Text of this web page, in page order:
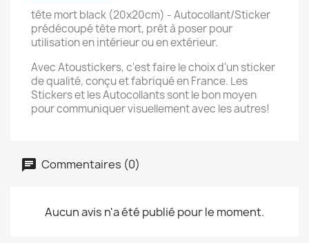
tête mort black (20x20cm) - Autocollant/Sticker
prédécoupé tête mort, prêt à poser pour
utilisation en intérieur ou en extérieur.
Avec Atoustickers, c'est faire le choix d'un sticker
de qualité, conçu et fabriqué en France. Les
Stickers et les Autocollants sont le bon moyen
pour communiquer visuellement avec les autres!
Commentaires (0)
Aucun avis n'a été publié pour le moment.